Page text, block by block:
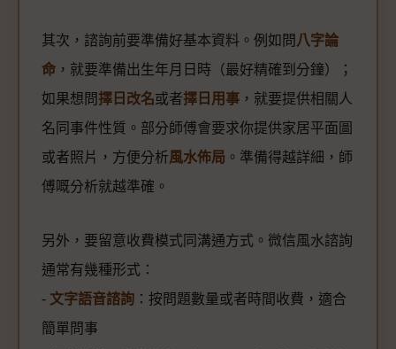
其次，諮詢前要準備好基本資料。例如問 八字論
命 ，就要準備出生年月日時（最好精確到分鐘）；
如果想問擇日改名或者擇日用事 ，就要提供相關人
名同事件性質。部分師傅會要求你提供家居平面圖
或者照片，方便分析風水佈局 。準備得越詳細，師
傅嘅分析就越準確。
另外，要留意收費模式同溝通方式。微信風水諮詢
通常有幾種形式：
- 文字語音諮詢 ：按問題數量或者時間收費，適合
簡單問事